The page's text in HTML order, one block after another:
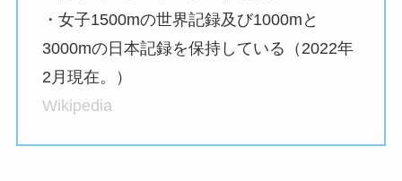
・女子1500mの世界記録及び1000mと
3000mの日本記録を保持している（2022年
2月現在。）
Wikipedia